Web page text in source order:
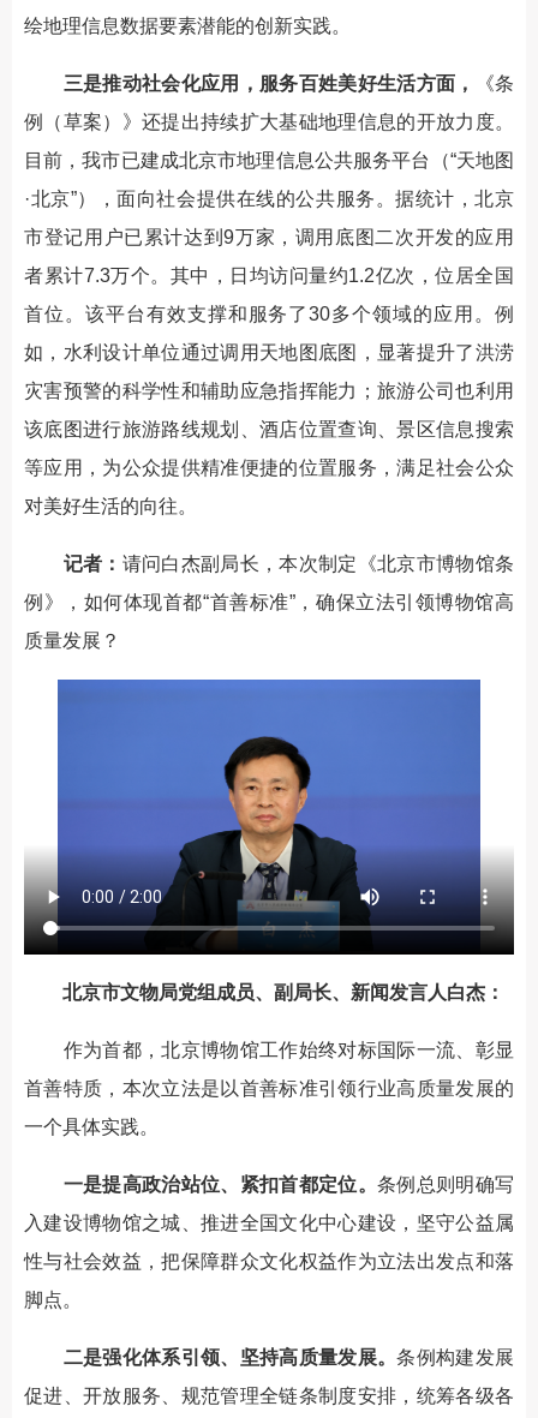
绘地理信息数据要素潜能的创新实践。
三是推动社会化应用，服务百姓美好生活方面，
《条
例（草案）》还提出持续扩大基础地理信息的开放力度。
目前，我市已建成北京市地理信息公共服务平台（“天地图
·北京”），面向社会提供在线的公共服务。据统计，北京
市登记用户已累计达到9万家，调用底图二次开发的应用
者累计7.3万个。其中，日均访问量约1.2亿次，位居全国
首位。该平台有效支撑和服务了30多个领域的应用。例
如，水利设计单位通过调用天地图底图，显著提升了洪涝
灾害预警的科学性和辅助应急指挥能力；旅游公司也利用
该底图进行旅游路线规划、酒店位置查询、景区信息搜索
等应用，为公众提供精准便捷的位置服务，满足社会公众
对美好生活的向往。
记者： 请问白杰副局长，本次制定《北京市博物馆条
例》，如何体现首都“首善标准”，确保立法引领博物馆高
质量发展？
北京市文物局党组成员、副局长、新闻发言人白杰：
作为首都，北京博物馆工作始终对标国际一流、彰显
首善特质，本次立法是以首善标准引领行业高质量发展的
一个具体实践。
一是提高政治站位、紧扣首都定位。条例总则明确写
入建设博物馆之城、推进全国文化中心建设，坚守公益属
性与社会效益，把保障群众文化权益作为立法出发点和落
脚点。
二是强化体系引领、坚持高质量发展。条例构建发展
促进、开放服务、规范管理全链条制度安排，统筹各级各